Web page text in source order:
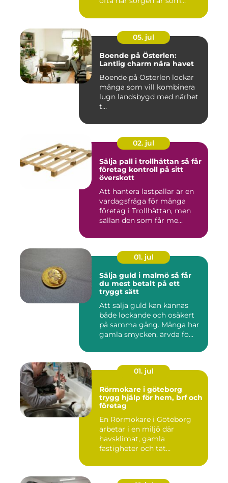
05. jul
Boende på Österlen:
Lantlig charm nära havet
Boende på Österlen lockar
många som vill kombinera
lugn landsbygd med närhet
t...
02. jul
Sälja pall i trollhättan så får
företag kontroll på sitt
överskott
Att hantera lastpallar är en
vardagsfråga för många
företag i Trollhättan, men
sällan den som får me...
01. jul
Sälja guld i malmö så får
du mest betalt på ett
tryggt sätt
Att sälja guld kan kännas
både lockande och osäkert
på samma gång. Många har
gamla smycken, ärvda fö...
01. jul
Rörmokare i göteborg
trygg hjälp för hem, brf och
företag
En Rörmokare i Göteborg
arbetar i en miljö där
havsklimat, gamla
fastigheter och tät